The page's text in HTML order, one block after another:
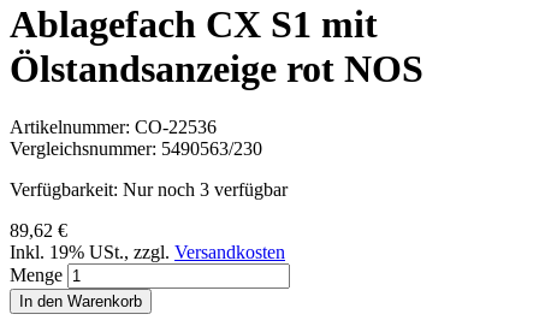
Ablagefach CX S1 mit
Ölstandsanzeige rot NOS
Artikelnummer: CO-22536
Vergleichsnummer: 5490563/230
Verfügbarkeit: Nur noch 3 verfügbar
89,62 €
Inkl. 19% USt., zzgl. Versandkosten
Menge
In den Warenkorb